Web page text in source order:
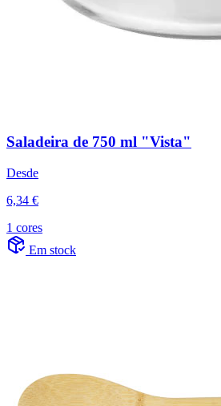
Saladeira de 750 ml "Vista"
Desde
6,34 €
1 cores
Em stock